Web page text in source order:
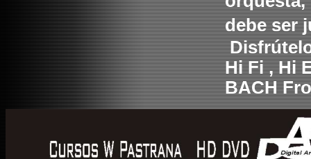
debe ser
Hi Fi , Hi
BACH